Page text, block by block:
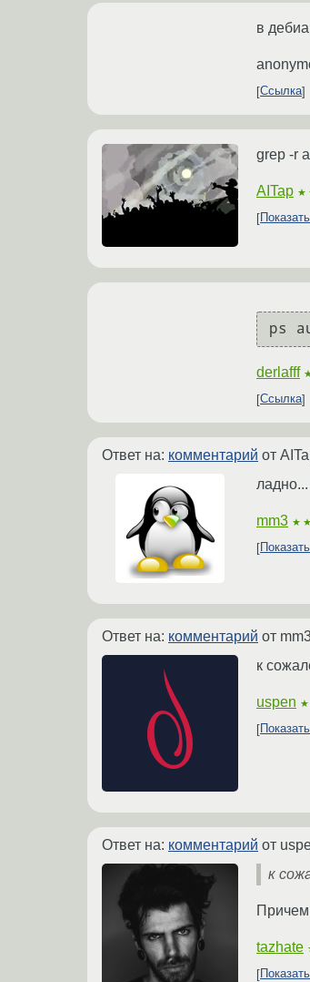
в
Ссылка
grep -r
AITap
ps
derlafff
Ссылка
Ответ на: комментарий от
mm3
Ответ на: комментарий от
к
uspen
Ответ на: комментарий от
к
Причем
tazhate